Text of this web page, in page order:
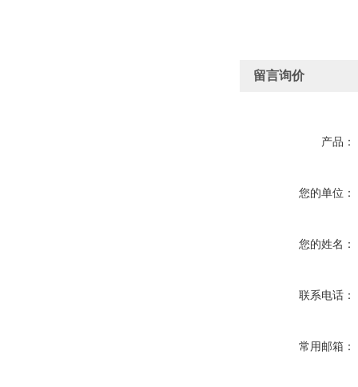
留言询价
产品：
您的单位：
您的姓名：
联系电话：
常用邮箱：